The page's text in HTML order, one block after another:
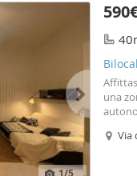
1/5
una
Via